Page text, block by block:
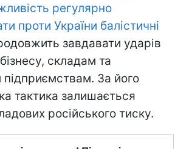
регулярно
проти України балістичні
завдавати ударів
складам та
За його
тактика залишається
російського тиску.